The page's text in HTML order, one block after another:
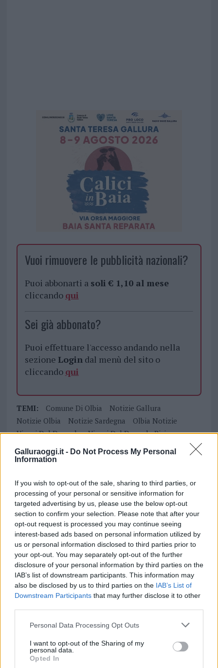
Galluraoggi.it - Do Not Process My Personal
Information
If you wish to opt-out of the sale, sharing to third parties, or
processing of your personal or sensitive information for
targeted advertising by us, please use the below opt-out
section to confirm your selection. Please note that after your
opt-out request is processed you may continue seeing
interest-based ads based on personal information utilized by
us or personal information disclosed to third parties prior to
your opt-out. You may separately opt-out of the further
disclosure of your personal information by third parties on the
IAB’s list of downstream participants. This information may
also be disclosed by us to third parties on the IAB’s List of
Downstream Participants that may further disclose it to other
Please note that this website/app uses one or more Google
not limited to your visit or usage behaviour. You may click to
grant or deny consent to Google and its third-party tags to
use your data for below specified purposes in below Google
Personal Data Processing Opt Outs
I want to opt-out of the Sharing of my
personal data.
Opted In
Vuoi rimuovere le pubblicità nazionali?
Puoi abbonarti a soli € 1,10 al mese
cliccando qui
Sei già abbonato?
Puoi effettuare l'accesso andando nella
sezione Logindal menù del sito o
cliccando qui
TEMI: Comune Di Olbia
Notizie Gallura
Notizie Olbia
Notizie Sardegna
Olbia Notizie
Viaggi Del Degrado
Viaggi Del Degrado Bici
Notizie in tempo reale?
GalluraOggi.it
Inviaci le tue segnalazioni,
i tuoi video e le tue foto
Su WhatsApp al numero +39
345 356 7512
Ricevi le nostre ultime news
daGoogle News